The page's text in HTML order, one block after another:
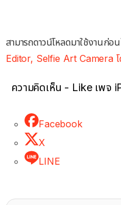
สามารถดาวน์โหลดมาใช้งานก่อ
Editor, Selfie Art Camera
ความคิดเห็น - Like เพจ
Facebook
X
LINE